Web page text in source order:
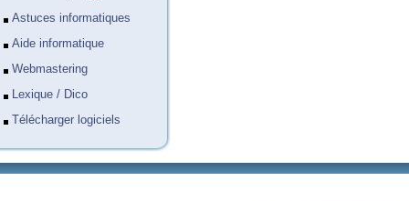
Astuces informatiques
Aide informatique
Webmastering
Lexique / Dico
Télécharger logiciels